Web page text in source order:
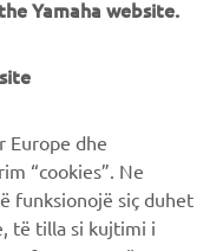
sulla Privacy
Yamaha website.
Europe dhe
“cookies”. Ne
funksionojë siç duhet
të tilla si kujtimi i